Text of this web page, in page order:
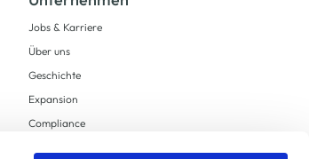
Jobs & Karriere
Über uns
Geschichte
Expansion
Compliance